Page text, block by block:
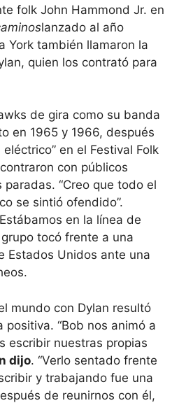
folk John Hammond Jr. en
lanzado al año
York también llamaron la
quien los contrató para
de gira como su banda
en 1965 y 1966, después
en el Festival Folk
con públicos
“Creo que todo el
se sintió ofendido”.
en la línea de
grupo tocó frente a una
Estados Unidos ante una
mundo con Dylan resultó
positiva. “Bob nos animó a
escribir nuestras propias
dijo. “Verlo sentado frente
y trabajando fue una
de reunirnos con él,